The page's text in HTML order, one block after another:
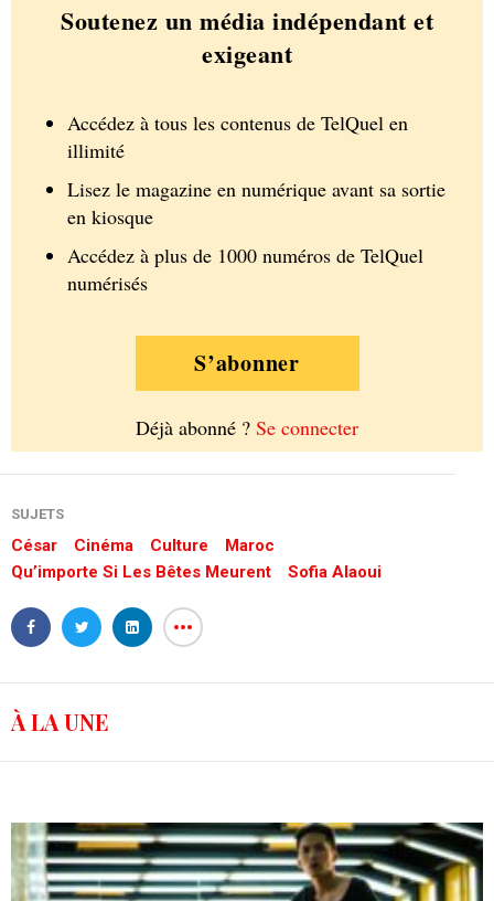
Soutenez un média indépendant et
exigeant
Accédez à tous les contenus de TelQuel en
illimité
Lisez le magazine en numérique avant sa sortie
en kiosque
Accédez à plus de 1000 numéros de TelQuel
numérisés
S’abonner
Déjà abonné ? Se connecter
SUJETS
César Cinéma Culture
Maroc
Qu’importe Si Les Bêtes Meurent
Sofia Alaoui
À LA UNE